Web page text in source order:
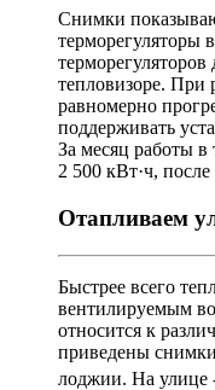
Снимки
терморегуляторы
тепловизоре. При
равномерно
поддерживать
За месяц работы в
2 500 кВт·ч,
Отапливаем
Быстрее всего
вентилируемым
относится к
приведены
лоджии. На улице